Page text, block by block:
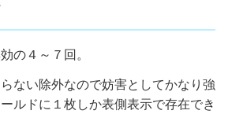
の４～７回。
ない除外なので妨害としてかなり強
ルドに１枚しか表側表示で存在でき